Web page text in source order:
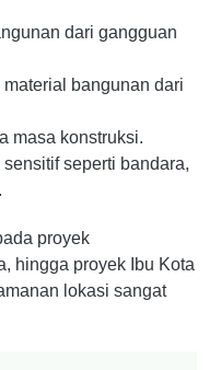
dari gangguan
bangunan dari
masa konstruksi.
seperti bandara,
proyek
hingga proyek Ibu Kota
lokasi sangat